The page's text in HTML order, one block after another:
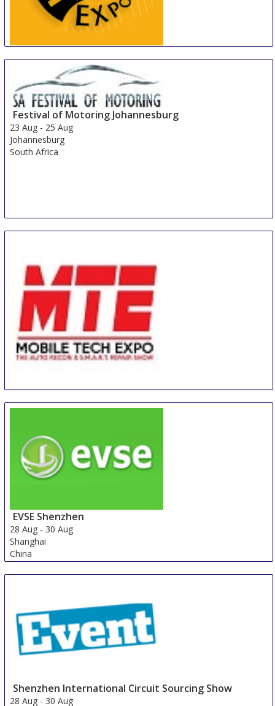
China
Festival of Motoring Johannesburg
23 Aug - 25 Aug
Johannesburg
South Africa
26 Aug-28 Aug
United States
EVSE Shenzhen
28 Aug - 30 Aug
Shanghai
China
Shenzhen International Circuit Sourcing Show
28 Aug - 30 Aug